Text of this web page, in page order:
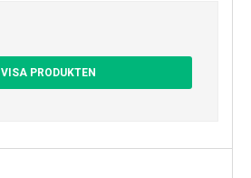
VISA PRODUKTEN